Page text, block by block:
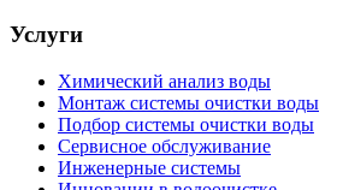
Услуги
Химический анализ воды
Монтаж системы очистки воды
Подбор системы очистки воды
Сервисное обслуживание
Инженерные системы